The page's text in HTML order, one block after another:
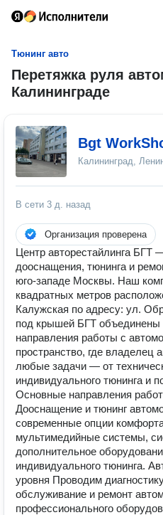
Тюнинг авто
Перетяжка руля
Калининграде
Bgt
Калининград,
В сети 3 д. назад
Организация проверена
Центр авторестайлинга БГТ
дооснащения, тюнинга и
юго‑западе Москвы. Наш
квадратных метров
Калужская по адресу: ул.
под крышей БГТ объединены
направления работы с
пространство, где владелец
любые задачи — от
индивидуального тюнинга и
Основные направления
Дооснащение и тюнинг
современные опции
мультимедийные системы,
дополнительное
индивидуального тюнинга.
уровня Проводим
обслуживание и ремонт
профессионального